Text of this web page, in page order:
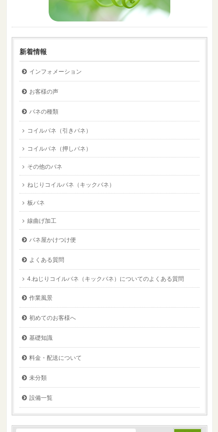
新着情報
インフォメーション
お客様の声
バネの種類
コイルバネ（引きバネ）
コイルバネ（押しバネ）
その他のバネ
ねじりコイルバネ（キックバネ）
板バネ
線曲げ加工
バネ屋かけつけ便
よくある質問
4.ねじりコイルバネ（キックバネ）についてのよくある質問
作業風景
初めてのお客様へ
基礎知識
料金・配送について
未分類
設備一覧